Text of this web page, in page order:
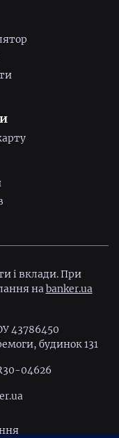
і вклади. При
наbanker.ua
43786450
будинок 131
04626